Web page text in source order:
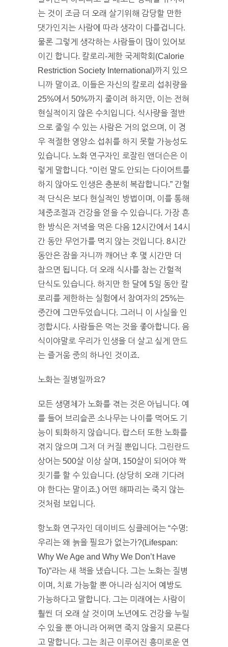
는 것이 조금 더 오래 살기위해 감당할 만한
댓가인지는 사람에 따라 생각이 다를겁니다.
물론 그렇게 생각하는 사람들이 많이 있어보
이긴 합니다. 칼로리-제한 국제학회(Calorie
Restriction Society International)까지 있으
니까 말이죠. 이들은 자신의 칼로리 섭취량을
25%에서 50%까지 줄이려 하지만, 이는 전혀
현실적이지 않은 수치입니다. 식사량을 절반
으로 줄일 수 있는 사람은 거의 없으며, 이 경
우 적절한 영양소 섭취를 하지 못할 가능성도
있습니다. 노화 연구자인 로잘린 앤더슨은 이
렇게 말합니다. “이런 말도 안되는 다이어트를
하지 않아도 인생은 충분히 복잡합니다.” 간헐
적 단식은 보다 현실적인 방법이며, 이를 통해
체중조절과 건강을 얻을 수 있습니다. 가장 흔
한 방식은 저녁을 먹은 다음 12시간에서 14시
간 동안 무언가를 먹지 않는 것입니다. 8시간
동안은 잠을 자니까 깨어난 후 몇 시간만 더
참으면 됩니다. 더 오래 식사를 참는 간헐적
단식도 있습니다. 하지만 한 달에 5일 동안 칼
로리를 제한하는 실험에서 참여자의 25%는
중간에 그만두었습니다. 그러니 이 사실을 인
정합시다. 사람들은 먹는 것을 좋아합니다. 음
식이야말로 우리가 인생을 더 살고 싶게 만드
는 즐거움 중의 하나인 것이죠.
노화는 질병일까요?
모든 생명체가 노화를 겪는 것은 아닙니다. 예
를 들어 브리슬콘 소나무는 나이를 먹어도 기
능이 퇴화하지 않습니다. 랍스터 또한 노화를
겪지 않으며 그저 더 커질 뿐입니다. 그린란드
상어는 500살 이상 살며, 150살이 되어야 짝
짓기를 할 수 있습니다. (상당히 오래 기다려
야 한다는 말이죠.) 어떤 해파리는 죽지 않는
것처럼 보입니다.
항노화 연구자인 데이비드 싱클레어는 “수명:
우리는 왜 늙을 필요가 없는가?(Lifespan:
Why We Age and Why We Don’t Have
To)”라는 새 책을 냈습니다. 그는 노화는 질병
이며, 치료 가능할 뿐 아니라 심지어 예방도
가능하다고 말합니다. 그는 미래에는 사람이
훨씬 더 오래 살 것이며 노년에도 건강을 누릴
수 있을 뿐 아니라 어쩌면 죽지 않을지 모른다
고 말합니다. 그는 최근 이루어진 흥미로운 연